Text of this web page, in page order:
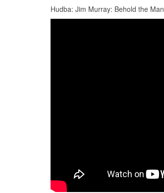
Hudba: Jim Murray: Behold the Man